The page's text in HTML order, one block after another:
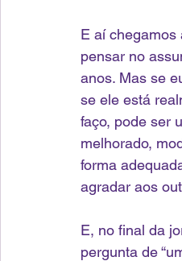
E aí chegamos
pensar no
anos. Mas se
se ele está
faço, pode ser
melhorado,
forma
agradar aos
E, no final da
pergunta de